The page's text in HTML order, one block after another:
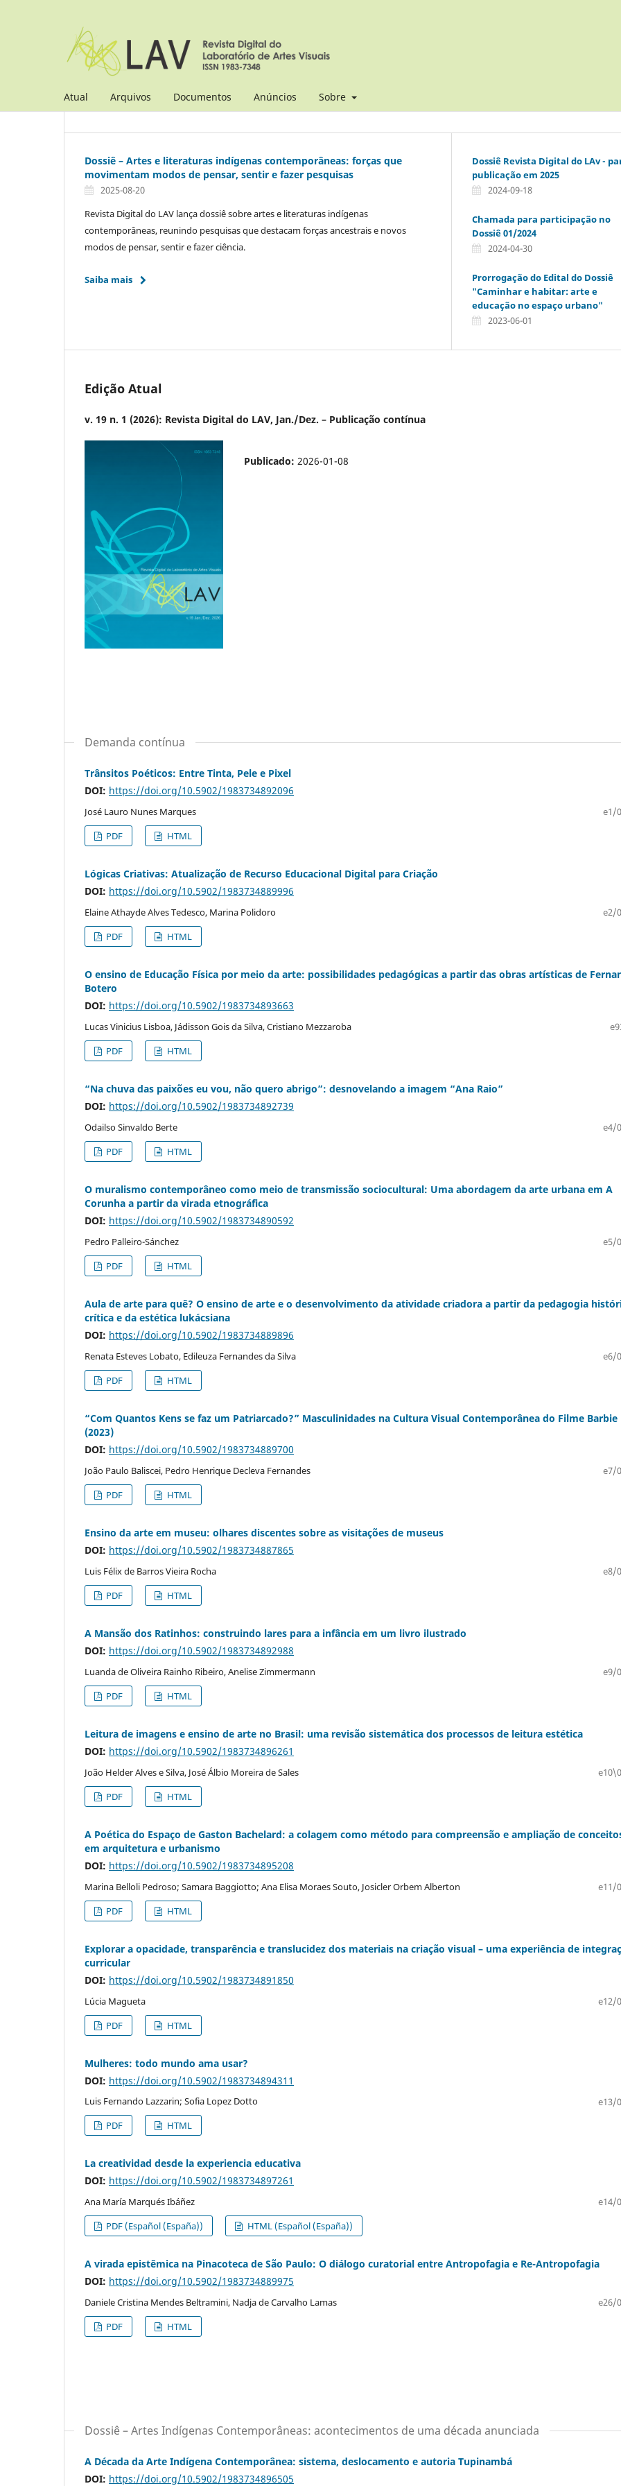
Atual Arquivos Documentos Anúncios Sobre
Dossiê – Artes e literaturas indígenas contemporâneas: forças que
movimentam modos de pensar, sentir e fazer pesquisas
2025-08-20
Revista Digital do LAV lança dossiê sobre artes e literaturas indígenas
contemporâneas, reunindo pesquisas que destacam forças ancestrais e novos
modos de pensar, sentir e fazer ciência.
Saiba mais
Dossiê Revista Digital do LAv -
publicação em 2025
2024-09-18
Chamada para participação no
Dossiê 01/2024
2024-04-30
Prorrogação do Edital do Dossiê
"Caminhar e habitar: arte e
educação no espaço urbano"
2023-06-01
Edição Atual
v. 19 n. 1 (2026): Revista Digital do LAV, Jan./Dez. – Publicação contínua
Publicado: 2026-01-08
Demanda contínua
Trânsitos Poéticos: Entre Tinta, Pele e Pixel
DOI: https://doi.org/10.5902/1983734892096
José Lauro Nunes Marques
e1/
PDF
HTML
Lógicas Criativas: Atualização de Recurso Educacional Digital para Criação
DOI: https://doi.org/10.5902/1983734889996
Elaine Athayde Alves Tedesco, Marina Polidoro
e2/
PDF
HTML
O ensino de Educação Física por meio da arte: possibilidades pedagógicas a partir das obras artísticas de
Botero
DOI: https://doi.org/10.5902/1983734893663
Lucas Vinicius Lisboa, Jádisson Gois da Silva, Cristiano Mezzaroba
PDF
HTML
“Na chuva das paixões eu vou, não quero abrigo”: desnovelando a imagem “Ana Raio”
DOI: https://doi.org/10.5902/1983734892739
Odailso Sinvaldo Berte
e4/
PDF
HTML
O muralismo contemporâneo como meio de transmissão sociocultural: Uma abordagem da arte urbana em A
Corunha a partir da virada etnográfica
DOI: https://doi.org/10.5902/1983734890592
Pedro Palleiro-Sánchez
e5/
PDF
HTML
Aula de arte para quê? O ensino de arte e o desenvolvimento da atividade criadora a partir da pedagogia
crítica e da estética lukácsiana
DOI: https://doi.org/10.5902/1983734889896
Renata Esteves Lobato, Edileuza Fernandes da Silva
e6/
PDF
HTML
“Com Quantos Kens se faz um Patriarcado?” Masculinidades na Cultura Visual Contemporânea do Filme Barbie
(2023)
DOI: https://doi.org/10.5902/1983734889700
João Paulo Baliscei, Pedro Henrique Decleva Fernandes
e7/
PDF
HTML
Ensino da arte em museu: olhares discentes sobre as visitações de museus
DOI: https://doi.org/10.5902/1983734887865
Luis Félix de Barros Vieira Rocha
e8/
PDF
HTML
A Mansão dos Ratinhos: construindo lares para a infância em um livro ilustrado
DOI: https://doi.org/10.5902/1983734892988
Luanda de Oliveira Rainho Ribeiro, Anelise Zimmermann
e9/
PDF
HTML
Leitura de imagens e ensino de arte no Brasil: uma revisão sistemática dos processos de leitura estética
DOI: https://doi.org/10.5902/1983734896261
João Helder Alves e Silva, José Álbio Moreira de Sales
PDF
HTML
A Poética do Espaço de Gaston Bachelard: a colagem como método para compreensão e ampliação de
em arquitetura e urbanismo
DOI: https://doi.org/10.5902/1983734895208
Marina Belloli Pedroso; Samara Baggiotto; Ana Elisa Moraes Souto, Josicler Orbem Alberton
e11/
PDF
HTML
Explorar a opacidade, transparência e translucidez dos materiais na criação visual – uma experiência de
curricular
DOI: https://doi.org/10.5902/1983734891850
Lúcia Magueta
e12/
PDF
HTML
Mulheres: todo mundo ama usar?
DOI: https://doi.org/10.5902/1983734894311
Luis Fernando Lazzarin; Sofia Lopez Dotto
e13/
PDF
HTML
La creatividad desde la experiencia educativa
DOI: https://doi.org/10.5902/1983734897261
Ana María Marqués Ibáñez
e14/
PDF (Español (España))
HTML (Español (España))
A virada epistêmica na Pinacoteca de São Paulo: O diálogo curatorial entre Antropofagia e Re-Antropofagia
DOI: https://doi.org/10.5902/1983734889975
Daniele Cristina Mendes Beltramini, Nadja de Carvalho Lamas
e26/
PDF
HTML
Dossiê – Artes Indígenas Contemporâneas: acontecimentos de uma década anunciada
A Década da Arte Indígena Contemporânea: sistema, deslocamento e autoria Tupinambá
DOI: https://doi.org/10.5902/1983734896505